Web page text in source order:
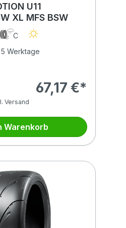
U11
XL MFS BSW
C
Werktage
67,17 €*
Versand
Warenkorb